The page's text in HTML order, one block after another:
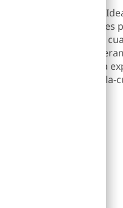
jugar o compartir, el
o stand cuando lo uses
en modo tablet para
abatible levanta
y conseguir una
la relación